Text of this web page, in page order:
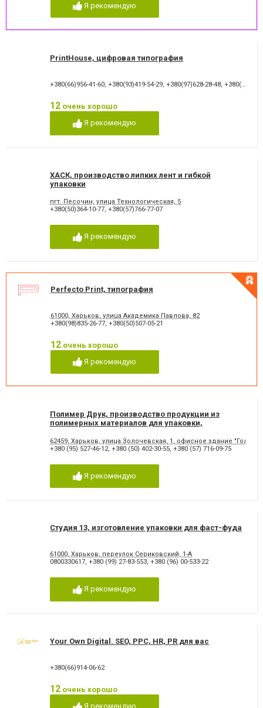
Я рекомендую
PrintHouse, цифровая типография
+380(66)956-41-60, +380(93)419-54-29, +380(97)628-28-48, +380(57)764-20-28
12 очень хорошо
Я рекомендую
ХАСК, производство липких лент и гибкой
упаковки
пгт. Песочин, улица Технологическая, 5
+380(50)364-10-77, +380(57)766-77-07
Я рекомендую
Perfecto Print, типография
61000, Харьков, улица Академика Павлова, 82
+380(98)835-26-77, +380(50)507-05-21
12 очень хорошо
Я рекомендую
Полимер Друк, производство продукции из
полимерных материалов для упаковки,
62459, Харьков, улица Золочевская, 1, офисное здание
+380 (95) 527-46-12, +380 (50) 402-30-55, +380 (57) 716-09-75
Я рекомендую
Студия 13, изготовление упаковки для фаст-фуда
61000, Харьков, переулок Сериковский, 1-А
0800330617, +380 (99) 27-83-553, +380 (96) 00-533-22
Я рекомендую
Your Own Digital. SEO, PPC, HR, PR для вас
+380(66)914-06-62
12 очень хорошо
Я рекомендую